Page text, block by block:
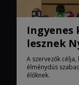
Ingyenes
lesznek
A szervezők
élménydús
élőknek.